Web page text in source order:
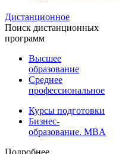
Дистанционное
Поиск дистанционных
программ
Высшее
образование
Среднее
профессиональное
Курсы подготовки
Бизнес-
образование. MBA
Подробнее